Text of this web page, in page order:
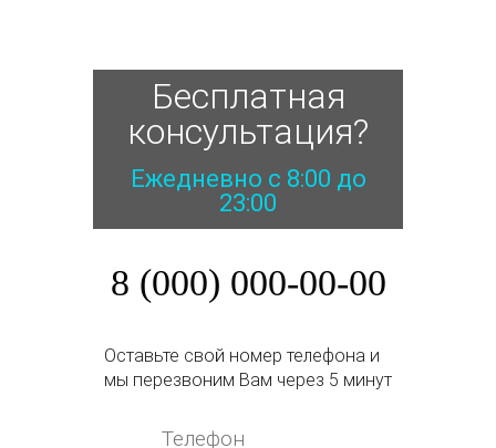
Бесплатная
консультация?
Ежедневно с 8:00 до
23:00
8 (000) 000-00-00
Оставьте свой номер телефона и
мы перезвоним Вам через 5 минут